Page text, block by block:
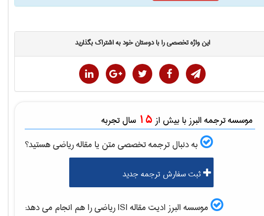
این واژه تخصصی را با دوستان خود به اشتراک بگذارید
موسسه ترجمه البرز با بیش از 15 سال تجربه
به دنبال ترجمه تخصصی متن یا مقالهرياضیهستید؟
ثبت سفارش ترجمه جدید
موسسه البرز ادیت مقاله ISI رياضیرا هم انجام می دهد: